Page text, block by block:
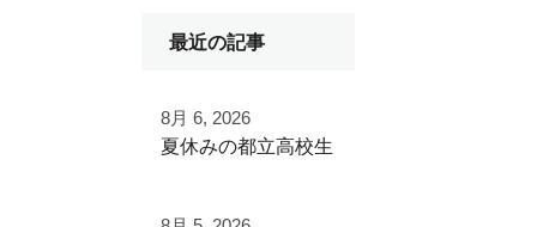
最近の記事
8月 6, 2026
夏休みの都立高校生